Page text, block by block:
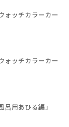
ォッチカラーカー
ォッチカラーカー
用あひる編」